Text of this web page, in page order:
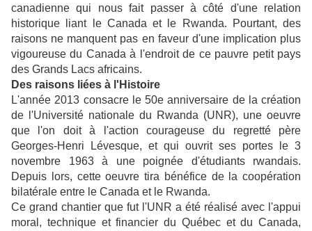
canadienne qui nous fait passer à côté d'une relation
historique liant le Canada et le Rwanda. Pourtant, des
raisons ne manquent pas en faveur d'une implication plus
vigoureuse du Canada à l'endroit de ce pauvre petit pays
des Grands Lacs africains.
Des raisons liées à l'Histoire
L'année 2013 consacre le 50e anniversaire de la création
de l'Université nationale du Rwanda (UNR), une oeuvre
que l'on doit à l'action courageuse du regretté père
Georges-Henri Lévesque, et qui ouvrit ses portes le 3
novembre 1963 à une poignée d'étudiants rwandais.
Depuis lors, cette oeuvre tira bénéfice de la coopération
bilatérale entre le Canada et le Rwanda.
Ce grand chantier que fut l'UNR a été réalisé avec l'appui
moral, technique et financier du Québec et du Canada,